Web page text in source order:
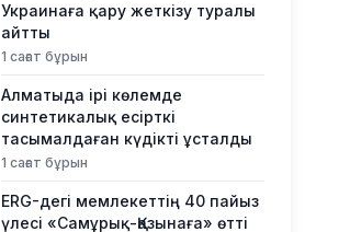
Украинаға қару жеткізу туралы
айтты
1 сағат бұрын
Алматыда ірі көлемде
синтетикалық есірткі
тасымалдаған күдікті ұсталды
1 сағат бұрын
ERG-дегі мемлекеттің 40 пайыз
үлесі «Самұрық-Қазынаға» өтті